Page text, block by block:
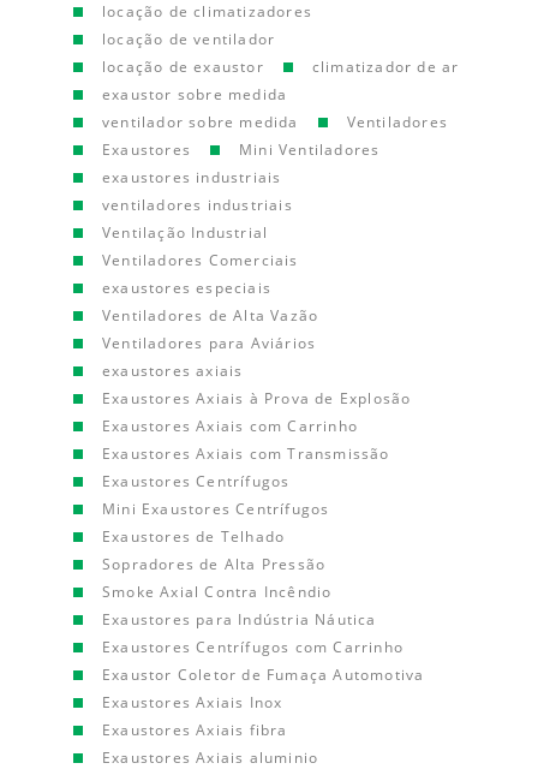
locação de climatizadores
locação de ventilador
locação de exaustor
climatizador de ar
exaustor sobre medida
ventilador sobre medida
Ventiladores
Exaustores
Mini Ventiladores
exaustores industriais
ventiladores industriais
Ventilação Industrial
Ventiladores Comerciais
exaustores especiais
Ventiladores de Alta Vazão
Ventiladores para Aviários
exaustores axiais
Exaustores Axiais à Prova de Explosão
Exaustores Axiais com Carrinho
Exaustores Axiais com Transmissão
Exaustores Centrífugos
Mini Exaustores Centrífugos
Exaustores de Telhado
Sopradores de Alta Pressão
Smoke Axial Contra Incêndio
Exaustores para Indústria Náutica
Exaustores Centrífugos com Carrinho
Exaustor Coletor de Fumaça Automotiva
Exaustores Axiais Inox
Exaustores Axiais fibra
Exaustores Axiais aluminio